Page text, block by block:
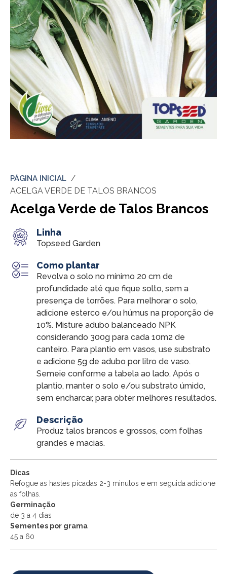
PÁGINA INICIAL
ACELGA VERDE DE TALOS BRANCOS
Acelga Verde de Talos Brancos
Linha
Topseed Garden
Como plantar
Revolva o solo no mínimo 20 cm de
profundidade até que fique solto, sem a
presença de torrões. Para melhorar o solo,
adicione esterco e/ou húmus na proporção de
10%. Misture adubo balanceado NPK
considerando 300g para cada 10m2 de
canteiro. Para plantio em vasos, use substrato
e adicione 5g de adubo por litro de vaso.
Semeie conforme a tabela ao lado. Após o
plantio, manter o solo e/ou substrato úmido,
sem encharcar, para obter melhores resultados.
Descrição
Produz talos brancos e grossos, com folhas
grandes e macias.
Dicas
Refogue as hastes picadas 2-3 minutos e em seguida adicione
as folhas.
Germinação
de 3 a 4 dias
Sementes por grama
45 a 60